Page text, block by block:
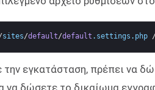
sites/default/default . settings . php
την εγκατάσταση, πρέπει να
να δώσετε το δικαίωμα